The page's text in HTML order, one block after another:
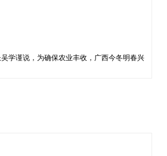
学谨说，为确保农业丰收，广西今冬明春兴